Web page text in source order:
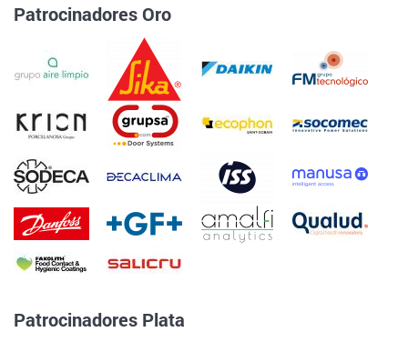
Patrocinadores Oro
Patrocinadores Plata